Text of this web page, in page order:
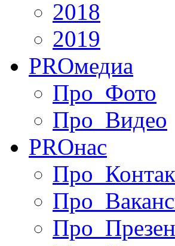
2018
2019
PROмедиа
Про_Фото
Про_Видео
PROнас